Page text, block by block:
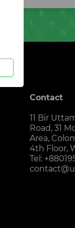
Contact
11 Bir
Road, 31
Area,
4th Floor,
Tel: